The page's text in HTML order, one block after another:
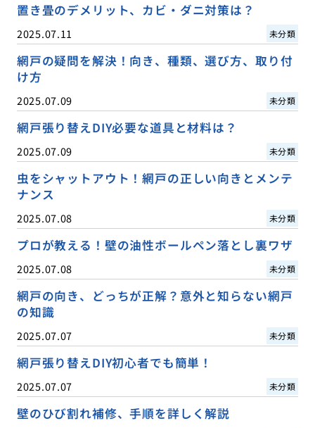
置き畳のデメリット、カビ・ダニ対策は？
2025.07.11 未分類
網戸の疑問を解決！向き、種類、選び方、取り付
け方
2025.07.09 未分類
網戸張り替えDIY必要な道具と材料は？
2025.07.09 未分類
虫をシャットアウト！網戸の正しい向きとメンテ
ナンス
2025.07.08 未分類
プロが教える！壁の油性ボールペン落とし裏ワザ
2025.07.08 未分類
網戸の向き、どっちが正解？意外と知らない網戸
の知識
2025.07.07 未分類
網戸張り替えDIY初心者でも簡単！
2025.07.07 未分類
壁のひび割れ補修、手順を詳しく解説